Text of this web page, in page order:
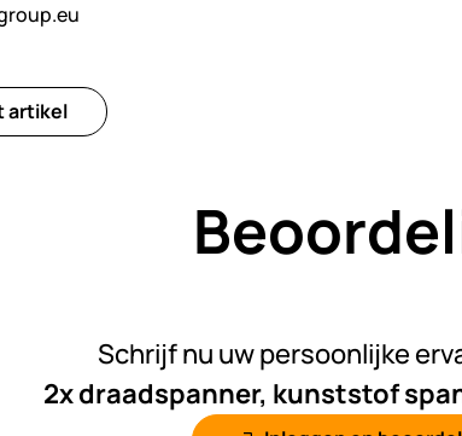
artikel
Schrijf nu uw persoonlijke
2x draadspanner, kunststof